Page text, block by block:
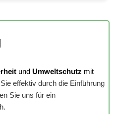
und Umweltschutz mit
effektiv durch die Einführung
Sie uns für ein